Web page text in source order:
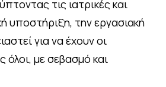
τις ιατρικές και
υποστήριξη, την εργασιακή
για να έχουν οι
όλοι, με σεβασμό και